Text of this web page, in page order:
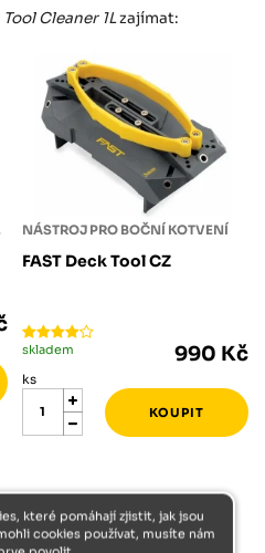
Cleaner 1Lzajímat:
NÁSTROJ PRO BOČNÍ KOTVENÍ
FAST Deck Tool CZ
skladem 990 Kč
ks
které pomáhají zjistit, jak jsou
cookies používat, musíte nám